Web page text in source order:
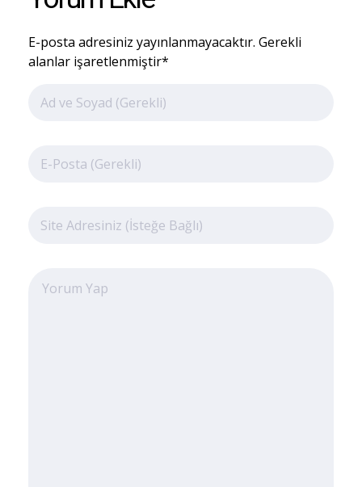
E-posta adresiniz yayınlanmayacaktır. Gerekli
alanlar işaretlenmiştir*